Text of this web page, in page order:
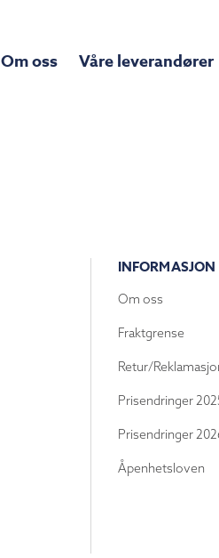
Om oss Våre leverandører
INFORMASJON
Om oss
Fraktgrense
Retur/
Prisendringer
Prisendringer
Åpenhetsloven